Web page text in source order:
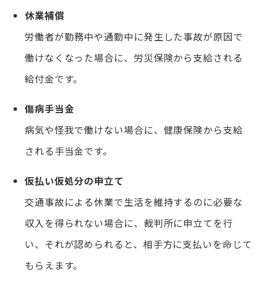
休業補償
労働者が勤務中や通勤中に発生した事故が原因で
働けなくなった場合に、労災保険から支給される
給付金です。
傷病手当金
病気や怪我で働けない場合に、健康保険から支給
される手当金です。
仮払い仮処分の申立て
交通事故による休業で生活を維持するのに必要な
収入を得られない場合に、裁判所に申立てを行
い、それが認められると、相手方に支払いを命じて
もらえます。